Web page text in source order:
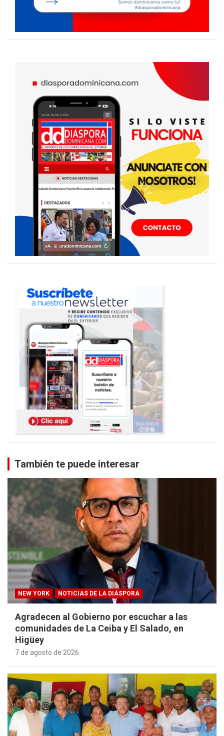
También te puede interesar
NEW YORK NOTICIAS DE LA DIÁSPORA
Agradecen al Gobierno por escuchar a las
comunidades de La Ceiba y El Salado, en
Higüey
7 de agosto de 2026